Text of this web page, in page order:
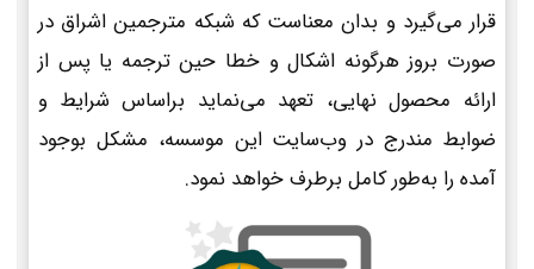
قرار می‌گیرد و بدان معناست که شبکه مترجمین اشراق در
صورت بروز هرگونه اشکال و خطا حین ترجمه یا پس از
ارائه محصول نهایی، تعهد می‌نماید براساس شرایط و
ضوابط مندرج در وب‌سایت این موسسه، مشکل بوجود
آمده را به‌طور کامل برطرف خواهد نمود.